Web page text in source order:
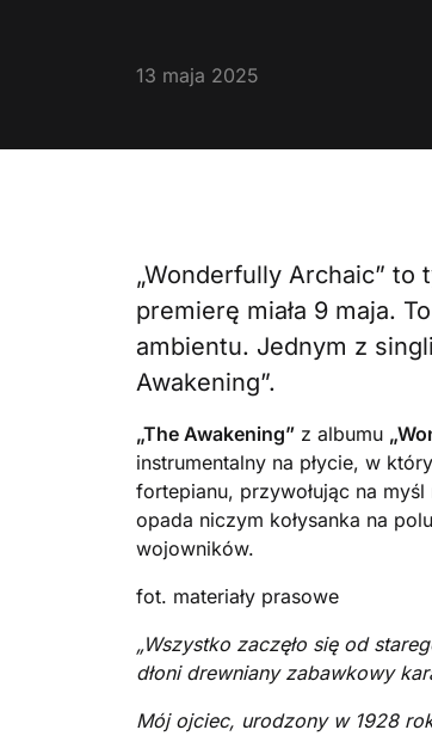
13 maja 2025
„Wonderfully Archaic” to
premierę miała 9 maja.
ambientu. Jednym z
Awakening”.
„The Awakening” z albumu
instrumentalny na płycie, w
fortepianu, przywołując na
opada niczym kołysanka na
wojowników.
fot. materiały prasowe
„Wszystko zaczęło się od
dłoni drewniany zabawkowy
Mój ojciec, urodzony w 1928